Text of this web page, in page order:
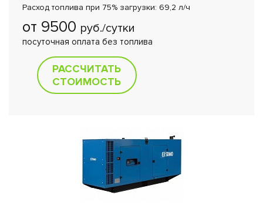
Расход топлива при 75% загрузки: 69,2 л/ч
от 9500 руб./сутки
посуточная оплата без топлива
РАССЧИТАТЬ
СТОИМОСТЬ